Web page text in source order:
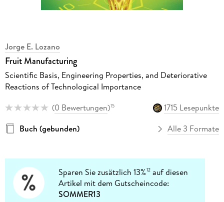
Jorge E. Lozano
Fruit Manufacturing
Scientific Basis, Engineering Properties, and Deteriorative
Reactions of Technological Importance
(0 Bewertungen)15
1715 Lesepunkte
Buch (gebunden)
Alle 3 Formate
Sparen Sie zusätzlich 13%12 auf diesen
Artikel mit dem Gutscheincode:
SOMMER13